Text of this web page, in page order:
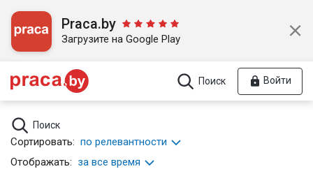
Praca.by
Загрузите на Google Play
Поиск Войти
Поиск
Сортировать: по релевантности
Отображать: за все время